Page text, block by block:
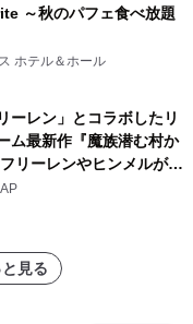
～秋のパフェ食べ放題
ホテル＆ホール
ーレン」とコラボしたリ
ム最新作『魔族潜む村か
リーレンやヒンメルが武
を見据える描き下ろしメ
ル公開
見る